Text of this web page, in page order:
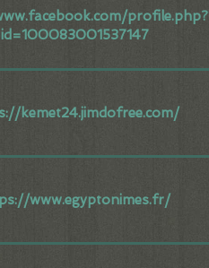
profile.php?
id=100083001537147
kemet24.jimdofree.com/
www.egyptonimes.fr/